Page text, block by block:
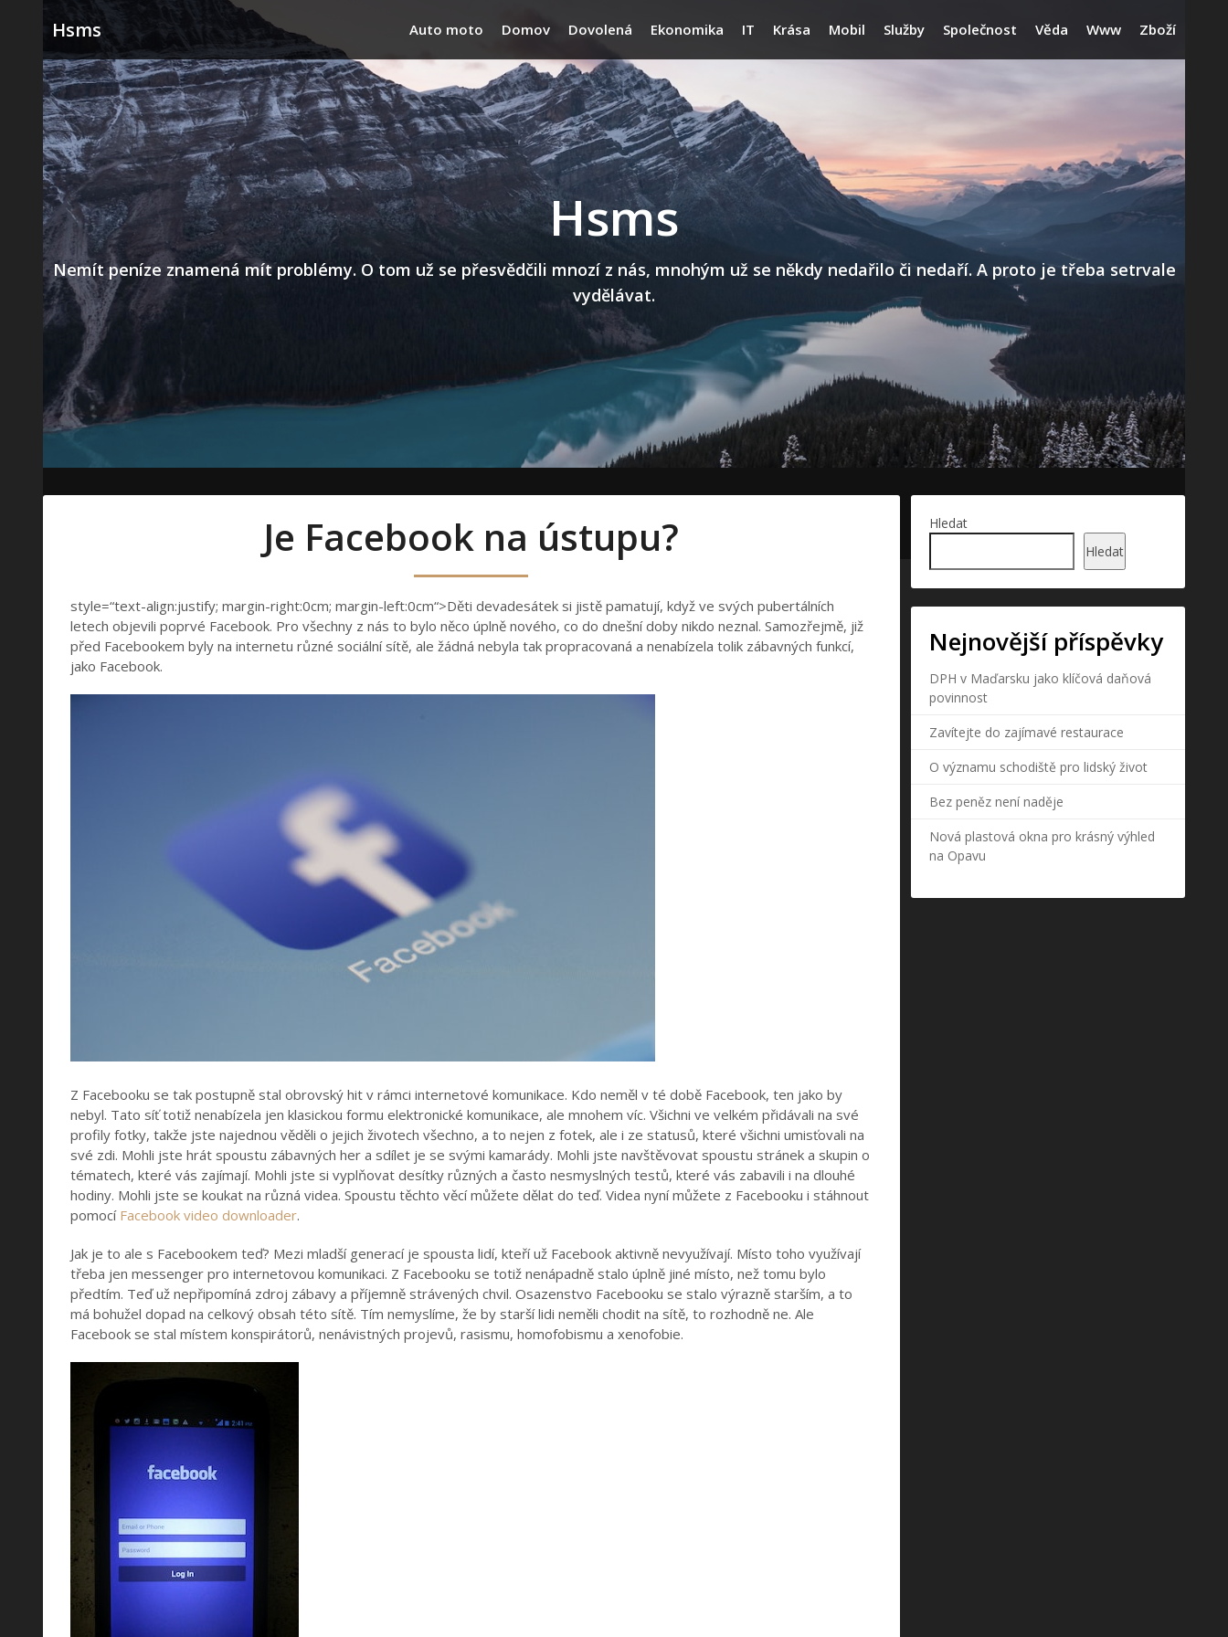
to
content
Hsms Auto moto Domov Dovolená Ekonomika IT Krása Mobil Služby Společnost Věda Www Zboží
Hsms
Nemít peníze znamená mít problémy. O tom už se přesvědčili mnozí z nás, mnohým už se někdy nedařilo či nedaří. A proto je třeba setrvale
vydělávat.
Je Facebook na ústupu?
style=“text-align:justify; margin-right:0cm; margin-left:0cm“>Děti devadesátek si jistě pamatují, když ve svých pubertálních
letech objevili poprvé Facebook. Pro všechny z nás to bylo něco úplně nového, co do dnešní doby nikdo neznal. Samozřejmě, již
před Facebookem byly na internetu různé sociální sítě, ale žádná nebyla tak propracovaná a nenabízela tolik zábavných funkcí,
jako Facebook.
Z Facebooku se tak postupně stal obrovský hit v rámci internetové komunikace. Kdo neměl v té době Facebook, ten jako by
nebyl. Tato síť totiž nenabízela jen klasickou formu elektronické komunikace, ale mnohem víc. Všichni ve velkém přidávali na své
profily fotky, takže jste najednou věděli o jejich životech všechno, a to nejen z fotek, ale i ze statusů, které všichni umisťovali na
své zdi. Mohli jste hrát spoustu zábavných her a sdílet je se svými kamarády. Mohli jste navštěvovat spoustu stránek a skupin o
tématech, které vás zajímají. Mohli jste si vyplňovat desítky různých a často nesmyslných testů, které vás zabavili i na dlouhé
hodiny. Mohli jste se koukat na různá videa. Spoustu těchto věcí můžete dělat do teď. Videa nyní můžete z Facebooku i stáhnout
pomocí Facebook video downloader.
Jak je to ale s Facebookem teď? Mezi mladší generací je spousta lidí, kteří už Facebook aktivně nevyužívají. Místo toho využívají
třeba jen messenger pro internetovou komunikaci. Z Facebooku se totiž nenápadně stalo úplně jiné místo, než tomu bylo
předtím. Teď už nepřipomíná zdroj zábavy a příjemně strávených chvil. Osazenstvo Facebooku se stalo výrazně starším, a to
má bohužel dopad na celkový obsah této sítě. Tím nemyslíme, že by starší lidi neměli chodit na sítě, to rozhodně ne. Ale
Facebook se stal místem konspirátorů, nenávistných projevů, rasismu, homofobismu a xenofobie.
Hledat
Hledat
Nejnovější příspěvky
DPH v Maďarsku jako klíčová daňová
povinnost
Zavítejte do zajímavé restaurace
O významu schodiště pro lidský život
Bez peněz není naděje
Nová plastová okna pro krásný výhled
na Opavu